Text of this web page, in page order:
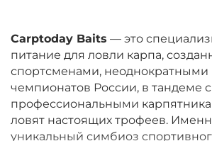
Carptoday Baits — это
питание для ловли карпа,
спортсменами,
чемпионатов России, в тандеме с
профессиональными
ловят настоящих трофеев.
уникальный симбиоз